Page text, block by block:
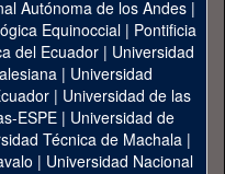
Autónoma de los Andes|
Equinoccial| Pontificia
del Ecuador | Universidad
| Universidad
| Universidad de las
ESPE | Universidad de
Técnica de Machala|
| Universidad Nacional